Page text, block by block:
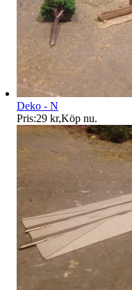
Deko - N
Pris:29 kr,Köp nu.